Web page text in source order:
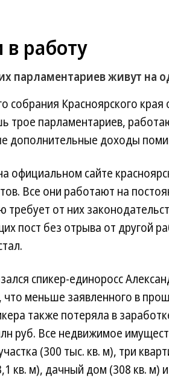
работу
парламентариев живут на
собрания Красноярского края
трое парламентариев,
дополнительные доходы
официальном сайте
Все они работают на
требует от них
пост без отрыва от другой
спикер-единоросс
что меньше заявленного в
также потеряла в
руб. Все недвижимое
(300 тыс. кв. м), три
кв. м), дачный дом (308 кв. м)